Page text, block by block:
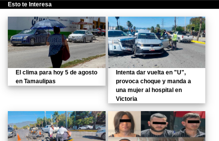
Esto te Interesa
El clima para hoy 5 de agosto
en Tamaulipas
Intenta dar vuelta en "U",
provoca choque y manda a
una mujer al hospital en
Victoria